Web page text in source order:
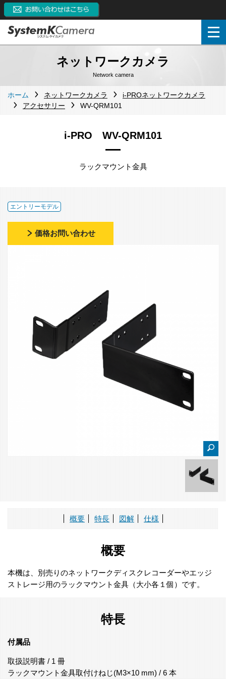
ネットワークカメラ
Network camera
ホーム ネットワークカメラ
i-PROネットワークカメラ
アクセサリー
WV-QRM101
i-PRO WV-QRM101
ラックマウント金具
エントリーモデル
価格お問い合わせ
概要 特長 図解 仕様
概要
本機は、別売りのネットワークディスクレコーダーやエッジ
ストレージ用のラックマウント金具（大小各１個）です。
特長
付属品
取扱説明書 / 1 冊
ラックマウント金具取付けねじ(M3×10 mm) / 6 本